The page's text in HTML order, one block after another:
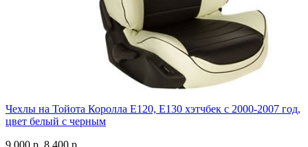
Чехлы на Тойота Королла Е120, Е130 хэтчбек с 2000-2007 год,
цвет белый с черным
9 000 р. 8 400 р.